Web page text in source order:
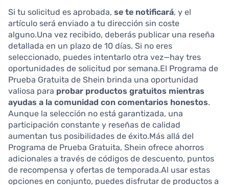
Si tu solicitud es aprobada, se te notificará, y el
artículo será enviado a tu dirección sin coste
alguno.Una vez recibido, deberás publicar una reseña
detallada en un plazo de 10 días. Si no eres
seleccionado, puedes intentarlo otra vez—hay tres
oportunidades de solicitud por semana.El Programa de
Prueba Gratuita de Shein brinda una oportunidad
valiosa para probar productos gratuitos mientras
ayudas a la comunidad con comentarios honestos.
Aunque la selección no está garantizada, una
participación constante y reseñas de calidad
aumentan tus posibilidades de éxito.Más allá del
Programa de Prueba Gratuita, Shein ofrece ahorros
adicionales a través de códigos de descuento, puntos
de recompensa y ofertas de temporada.Al usar estas
opciones en conjunto, puedes disfrutar de productos a